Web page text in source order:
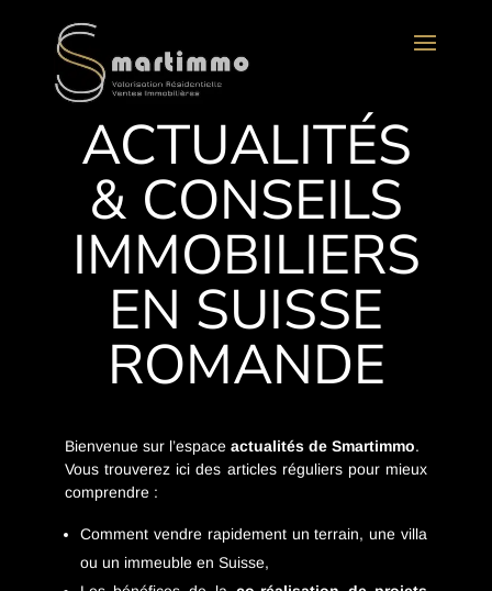
ACTUALITÉS
& CONSEILS
IMMOBILIERS
EN SUISSE
ROMANDE
Bienvenue sur l’espace actualités de Smartimmo.
Vous trouverez ici des articles réguliers pour mieux
comprendre :
Comment vendre rapidement un terrain, une villa
ou un immeuble en Suisse,